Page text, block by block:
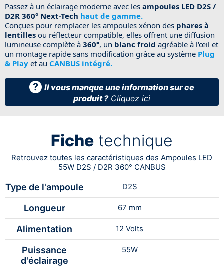
Passez à un éclairage moderne avec les ampoules LED D2S /
D2R 360° Next-Tech haut de gamme.
Conçues pour remplacer les ampoules xénon des phares à
lentilles ou réflecteur compatible, elles offrent une diffusion
lumineuse complète à 360°, un blanc froid agréable à l'œil et
un montage rapide sans modification grâce au système Plug
& Play et au CANBUS intégré.
? Il vous manque une information sur ce
produit ? Cliquez ici
Fiche technique
Retrouvez toutes les caractéristiques des Ampoules LED
55W D2S / D2R 360° CANBUS
Type de l'ampoule D2S
Longueur 67 mm
Alimentation 12 Volts
Puissance
d'éclairage
55W